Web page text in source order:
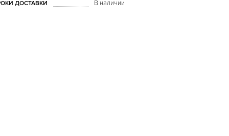
ДОСТАВКИ В наличии